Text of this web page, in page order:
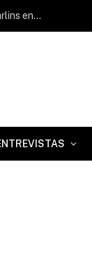
Jacob Lombard: «Me alegra poder llevar el nombre de los Marlins en el pecho»